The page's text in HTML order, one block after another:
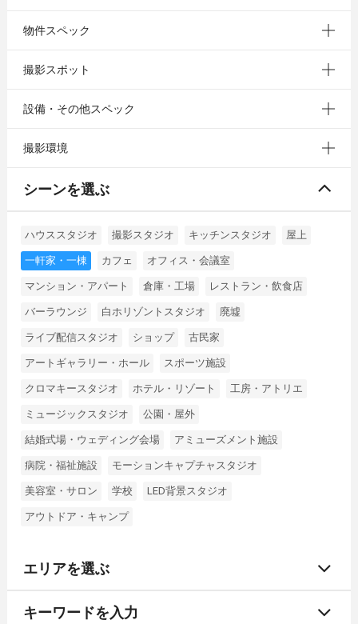
物件スペック
撮影スポット
設備・その他スペック
撮影環境
シーンを選ぶ
ハウススタジオ 撮影スタジオ キッチンスタジオ 屋上
一軒家・一棟 カフェ オフィス・会議室
マンション・アパート 倉庫・工場 レストラン・飲食店
バーラウンジ 白ホリゾントスタジオ 廃墟
ライブ配信スタジオ ショップ 古民家
アートギャラリー・ホール スポーツ施設
クロマキースタジオ ホテル・リゾート 工房・アトリエ
ミュージックスタジオ 公園・屋外
結婚式場・ウェディング会場 アミューズメント施設
病院・福祉施設 モーションキャプチャスタジオ
美容室・サロン 学校 LED背景スタジオ
アウトドア・キャンプ
エリアを選ぶ
キーワードを入力